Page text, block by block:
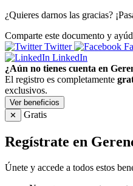
¿Quieres darnos las gracias?
Comparte este documento y
Twitter
LinkedIn
¿Aún no tienes cuenta en
El registro es completamente
exclusivos.
Ver beneficios
✕
Gratis
Regístrate en
Únete y accede a todos estos